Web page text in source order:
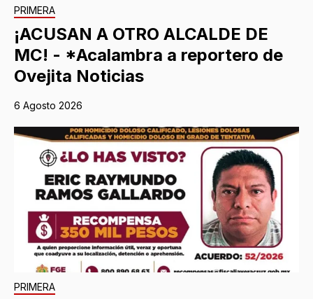
PRIMERA
¡ACUSAN A OTRO ALCALDE DE
MC! - *Acalambra a reportero de
Ovejita Noticias
6 Agosto 2026
PRIMERA